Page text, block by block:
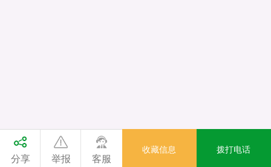
分享 举报 客服
收藏信息 拨打电话